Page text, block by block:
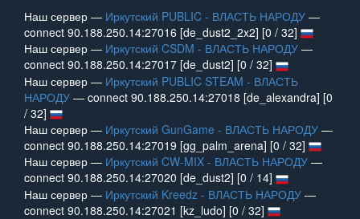
Наш сервер — Иркутский PUBLIC - ВЛАСТЬ НАРОДУ —
connect 90.188.250.14:27016 [de_dust2_2x2] [0 / 32]
Наш сервер — Иркутский CSDM - ВЛАСТЬ НАРОДУ —
connect 90.188.250.14:27017 [de_dust2] [0 / 32]
Наш сервер — Иркутский PUBLIC STEAM - ВЛАСТЬ
НАРОДУ — connect 90.188.250.14:27018 [de_alexandra] [0
/ 32]
Наш сервер — Иркутский GunGame - ВЛАСТЬ НАРОДУ —
connect 90.188.250.14:27019 [gg_palm_arena] [0 / 32]
Наш сервер — Иркутский CW-MIX - ВЛАСТЬ НАРОДУ —
connect 90.188.250.14:27020 [de_dust2] [0 / 14]
Наш сервер — Иркутский Kreedz - ВЛАСТЬ НАРОДУ —
connect 90.188.250.14:27021 [kz_ludo] [0 / 32]